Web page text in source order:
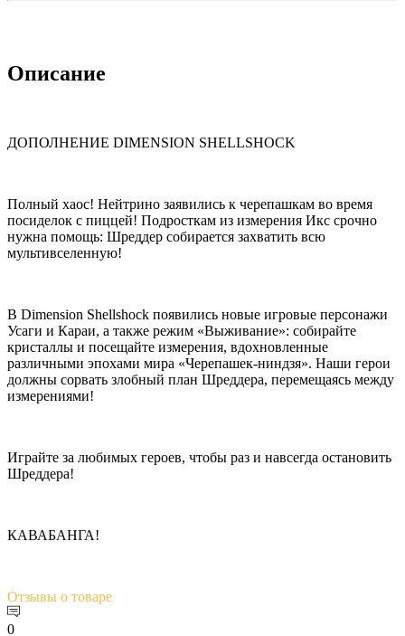
Описание
ДОПОЛНЕНИЕ DIMENSION SHELLSHOCK
Полный хаос! Нейтрино заявились к черепашкам во время
посиделок с пиццей! Подросткам из измерения Икс срочно
нужна помощь: Шреддер собирается захватить всю
мультивселенную!
В Dimension Shellshock появились новые игровые персонажи
Усаги и Караи, а также режим «Выживание»: собирайте
кристаллы и посещайте измерения, вдохновленные
различными эпохами мира «Черепашек-ниндзя». Наши герои
должны сорвать злобный план Шреддера, перемещаясь между
измерениями!
Играйте за любимых героев, чтобы раз и навсегда остановить
Шреддера!
КАВАБАНГА!
Отзывы о товаре
0